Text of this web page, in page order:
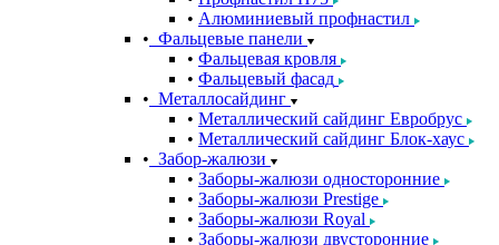
Алюминиевый профнастил
Фальцевые панели
Фальцевая кровля
Фальцевый фасад
Металлосайдинг
Металлический сайдинг Евробрус
Металлический сайдинг Блок-хаус
Забор-жалюзи
Заборы-жалюзи односторонние
Заборы-жалюзи Prestige
Заборы-жалюзи Royal
Заборы-жалюзи двусторонние